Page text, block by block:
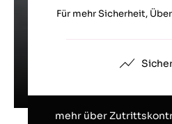
Für mehr Sicherheit,
mehr über